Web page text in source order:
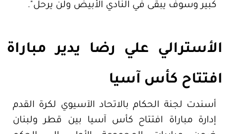
كبير وسوف يبقى في النادي الأبيض ولن يرحل".
الأسترالي علي رضا يدير مباراة
افتتاح كأس آسيا
أسندت لجنة الحكام بالاتحاد الآسيوي لكرة القدم
إدارة مباراة افتتاح كأس آسيا بين قطر ولبنان